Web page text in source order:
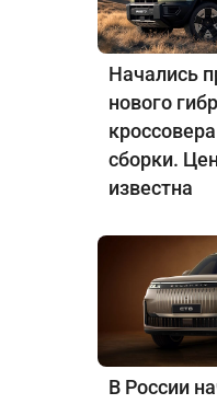
Начались
нового
сборки.
известна
В России